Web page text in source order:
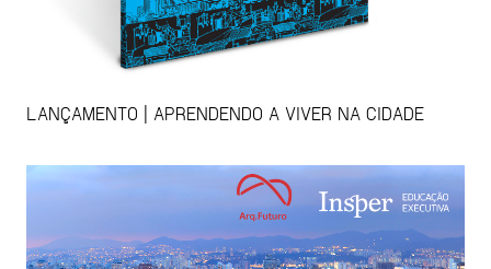
LANÇAMENTO | APRENDENDO A VIVER NA CIDADE